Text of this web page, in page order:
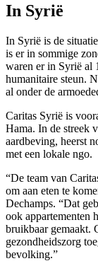
In Syrië
In Syrië is de
is er in sommige
waren er in Syrië al
humanitaire steun.
al onder de
Caritas Syrië is
Hama. In de streek
aardbeving, heerst
met een lokale ngo.
“De team van
om aan eten te
Dechamps. “Dat
ook appartementen
bruikbaar gemaakt.
gezondheidszorg
bevolking.”